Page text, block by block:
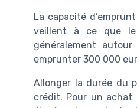
La capacité
veillent à ce que le
généralement
emprunter 300 000
Allonger la durée du
crédit. Pour un achat